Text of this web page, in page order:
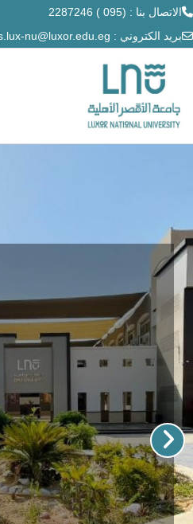
الاتصال بنا : (095 ) 2287246
بريد الكتروني : nu@luxor.edu.eg